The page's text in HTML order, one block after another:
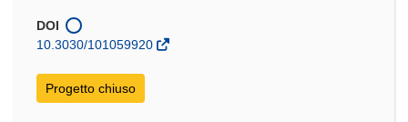
DOI
10.3030/101059920
Progetto chiuso